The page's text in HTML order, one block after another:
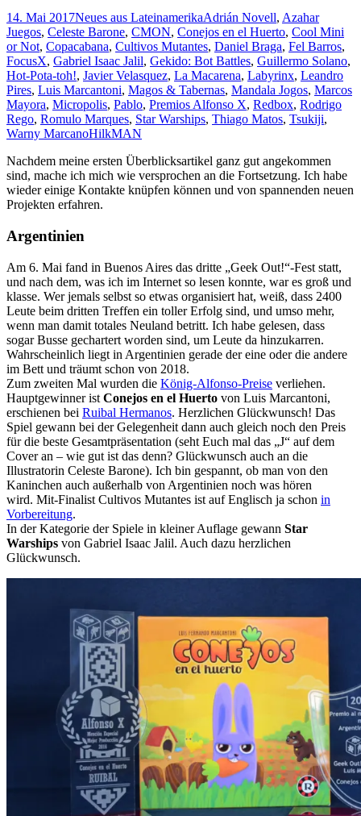
14. Mai 2017Neues aus LateinamerikaAdrián Novell, Azahar
Juegos, Celeste Barone, CMON, Conejos en el Huerto, Cool Mini
or Not, Copacabana, Cultivos Mutantes, Daniel Braga, Fel Barros,
FocusX, Gabriel Isaac Jalil, Gekido: Bot Battles, Guillermo Solano,
Hot-Pota-toh!, Javier Velasquez, La Macarena, Labyrinx, Leandro
Pires, Luis Marcantoni, Magos & Tabernas, Mandala Jogos, Marcos
Mayora, Micropolis, Pablo, Premios Alfonso X, Redbox, Rodrigo
Rego, Romulo Marques, Star Warships, Thiago Matos, Tsukiji,
Warny MarcanoHilkMAN
Nachdem meine ersten Überblicksartikel ganz gut angekommen
sind, mache ich mich wie versprochen an die Fortsetzung. Ich habe
wieder einige Kontakte knüpfen können und von spannenden neuen
Projekten erfahren.
Argentinien
Am 6. Mai fand in Buenos Aires das dritte „Geek Out!“-Fest statt,
und nach dem, was ich im Internet so lesen konnte, war es groß und
klasse. Wer jemals selbst so etwas organisiert hat, weiß, dass 2400
Leute beim dritten Treffen ein toller Erfolg sind, und umso mehr,
wenn man damit totales Neuland betritt. Ich habe gelesen, dass
sogar Busse gechartert worden sind, um Leute da hinzukarren.
Wahrscheinlich liegt in Argentinien gerade der eine oder die andere
im Bett und träumt schon von 2018.
Zum zweiten Mal wurden die König-Alfonso-Preise verliehen.
Hauptgewinner ist Conejos en el Huerto von Luis Marcantoni,
erschienen bei Ruibal Hermanos. Herzlichen Glückwunsch! Das
Spiel gewann bei der Gelegenheit dann auch gleich noch den Preis
für die beste Gesamtpräsentation (seht Euch mal das „J“ auf dem
Cover an – wie gut ist das denn? Glückwunsch auch an die
Illustratorin Celeste Barone). Ich bin gespannt, ob man von den
Kaninchen auch außerhalb von Argentinien noch was hören
wird. Mit-Finalist Cultivos Mutantes ist auf Englisch ja schon in
Vorbereitung.
In der Kategorie der Spiele in kleiner Auflage gewann Star
Warships von Gabriel Isaac Jalil. Auch dazu herzlichen
Glückwunsch.